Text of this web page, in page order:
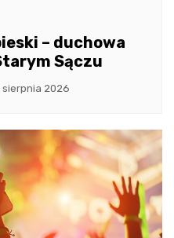
– duchowa
Sączu
sierpnia 2026